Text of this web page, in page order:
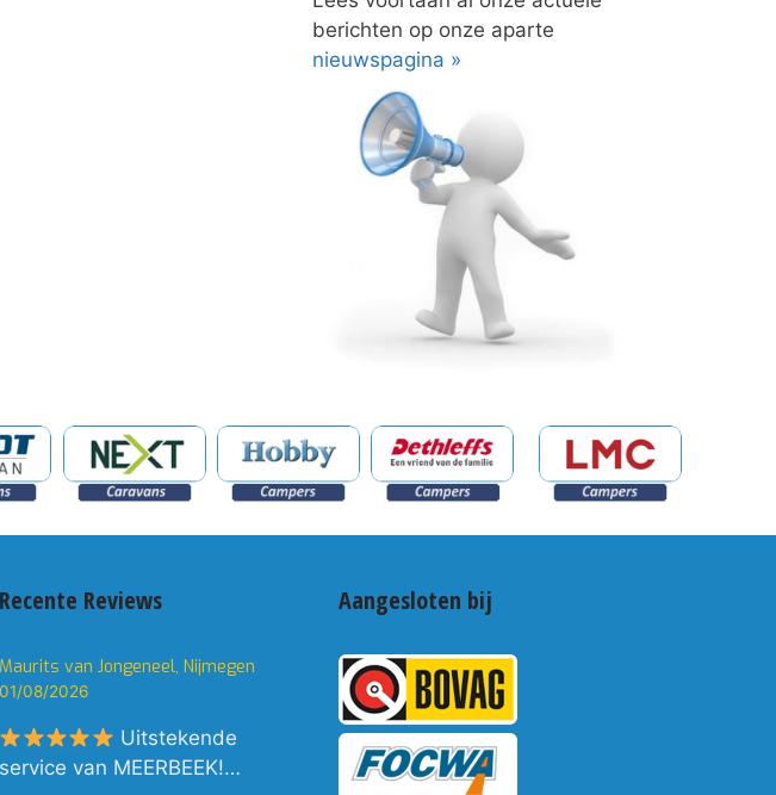
berichten op onze aparte
nieuwspagina »
Recente Reviews
Maurits van Jongeneel, Nijmegen
01/08/2026
Uitstekende
service van MEERBEEK!…
Aangesloten bij